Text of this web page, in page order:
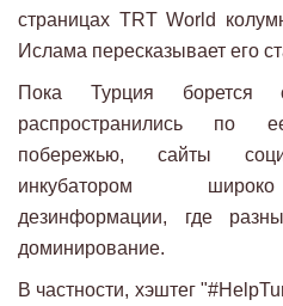
страницах TRT World
Ислама пересказывает его
Пока Турция борется
распространились по
побережью, сайты
инкубатором
дезинформации, где
доминирование.
В частности, хэштег